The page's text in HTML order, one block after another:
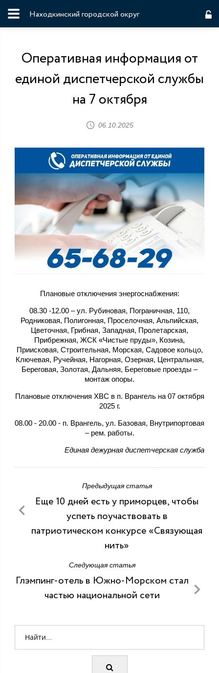
Находкинский городской округ
Оперативная информация от
единой диспетчерской службы
на 7 октября
06.10.2025
Плановые отключения энергоснабжения:
08.30 -12.00 – ул. Рубиновая, Пограничная, 110,
Родниковая, Полигонная, Проселочная, Альпийская,
Цветочная, Грибная, Западная, Пролетарская,
Прибрежная, ЖСК «Чистые пруды», Козина,
Приисковая, Строительная, Морская, Садовое кольцо,
Ключевая, Ручейная, Нагорная, Озерная, Центральная,
Береговая, Золотая, Дальняя, Береговые проезды –
монтаж опоры.
Плановые отключения ХВС в п. Врангель на 07 октября
2025 г.
08.00 - 20.00 - п. Врангель, ул. Базовая, Внутрипортовая
– рем. работы.
Единая дежурная диспетчерская служба
Предыдущая статья
Еще 10 дней есть у приморцев, чтобы
успеть поучаствовать в
патриотическом конкурсе «Связующая
нить»
Следующая статья
Глэмпинг-отель в Южно-Морском стал
частью национальной сети